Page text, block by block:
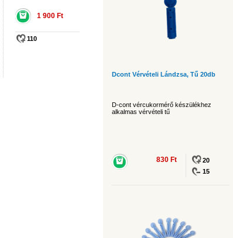
1 900 Ft
110
Dcont Vérvételi Lándzsa, Tű 20db
D-cont vércukormérő készülékhez
alkalmas vérvételi tű
830 Ft
20
15